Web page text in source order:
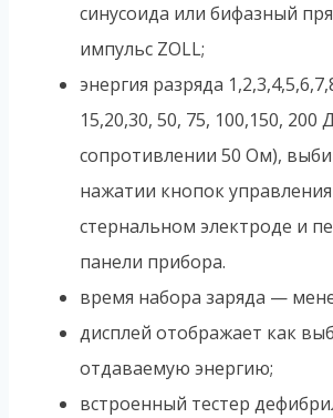
синусоида или бифазный
импульс ZOLL;
энергия разряда
15,20,30, 50, 75, 100,150, 200
сопротивлении 50 Ом),
нажатии кнопок
стернальном электроде и
панели прибора.
время набора заряда —
дисплей отображает как
отдаваемую энергию;
встроенный тестер